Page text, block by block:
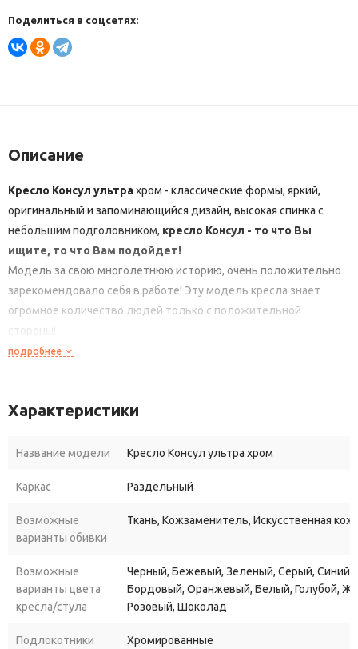
Поделиться в соцсетях:
Описание
Кресло Консул ультрахром - классические формы, яркий,
оригинальный и запоминающийся дизайн, высокая спинка с
небольшим подголовником, кресло Консул - то что Вы
ищите, то что Вам подойдет!
Модель за свою многолетнюю историю, очень положительно
зарекомендовало себя в работе! Эту модель кресла знает
огромное количество людей только с положительной
стороны!
Эргономичные спинка и сидение позволяют удобно
благодаря которому его можно поднять или опустить.
можете в различных обивочных материалах с
крестовина и резиновые ролики.
Отличие серии УЛЬТРАот обычной серии кресел для
руководителя из нашего каталога - это разделение спинки от
сидения кресла, что дает маленький объем в разобранном
виде. Объем коробки обычного кресла руководителя - это 0,35
м2. Кресла серии Ультра упакованы в коробку - 0,2 м2! Внешний
стала значительно стала ниже, чем у обычных кресел.
подробнее
Характеристики
Название модели Кресло Консул ультра хром
Каркас Раздельный
Возможные
варианты обивки
Ткань, Кожзаменитель, Искусственная
Возможные
варианты цвета
кресла/стула
Черный, Бежевый, Зеленый, Серый, Синий,
Бордовый, Оранжевый, Белый, Голубой,
Розовый, Шоколад
Подлокотники Хромированные